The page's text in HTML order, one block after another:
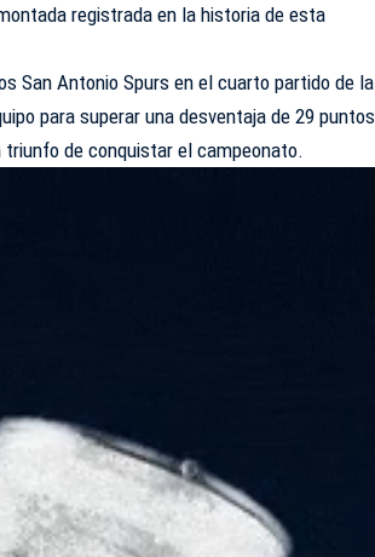
registrada en la historia de esta
San Antonio Spurs en el cuarto partido de la
para superar una desventaja de 29 puntos
de conquistar el campeonato.